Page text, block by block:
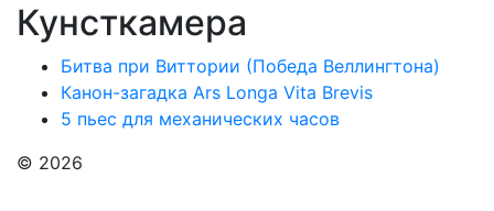
Кунсткамера
Битва при Виттории (Победа Веллингтона)
Канон-загадка Ars Longa Vita Brevis
5 пьес для механических часов
© 2026